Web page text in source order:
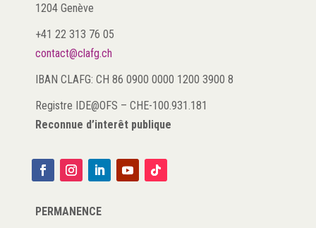
1204 Genève
+41 22 313 76 05
contact@clafg.ch
IBAN CLAFG: CH 86 0900 0000 1200 3900 8
Registre IDE@OFS – CHE-100.931.181
Reconnue d’interêt publique
PERMANENCE